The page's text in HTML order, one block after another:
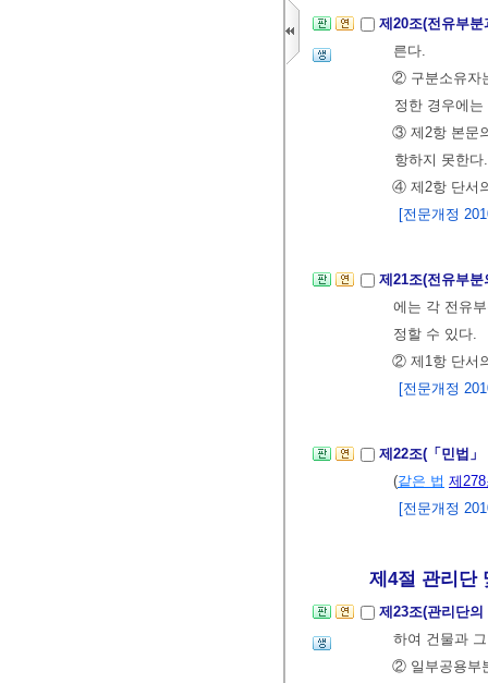
제20조(전유부
른다.
② 구분소유자
정한 경우에
③ 제2항 본문
항하지 못한다.
④ 제2항 단서
[전문개정
제21조(전유부
에는 각 전유
정할 수 있다.
② 제1항 단서
[전문개정
제22조(「민법
(같은 법 제
[전문개정
제4절 관리단 및
제23조(관리단
하여 건물과
② 일부공용부